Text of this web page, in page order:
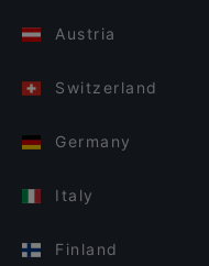
Austria
Switzerland
Germany
Italy
Finland